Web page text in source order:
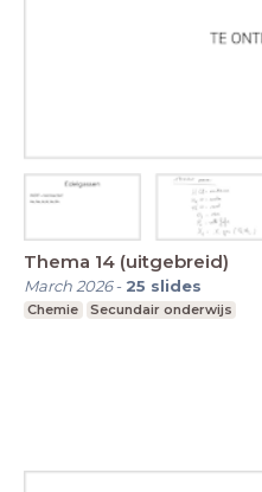
Thema 14 (uitgebreid)
March 2026- 25 slides
Chemie Secundair onderwijs